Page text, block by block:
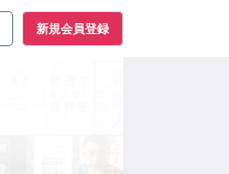
新規会員登録